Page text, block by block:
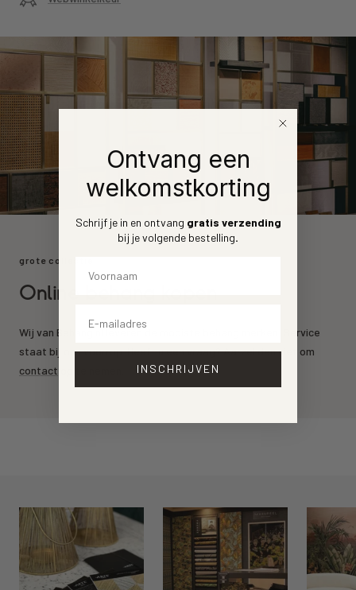
grote collectie
Online behang kopen
Wij van Behang.nl leveren de mooiste behang merken. Service
staat bij ons voorrop. Heeft u een vraag? Aarzel dan niet om
contact
Ontvang een
welkomstkorting
Schrijf je in en ontvang gratis verzending
bij je volgende bestelling.
INSCHRIJVEN